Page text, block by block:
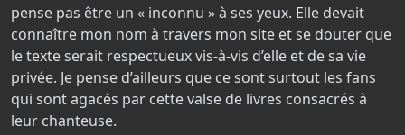
pense pas être un « inconnu » à ses yeux. Elle devait
connaître mon nom à travers mon site et se douter que
le texte serait respectueux vis-à-vis d’elle et de sa vie
privée. Je pense d’ailleurs que ce sont surtout les fans
qui sont agacés par cette valse de livres consacrés à
leur chanteuse.